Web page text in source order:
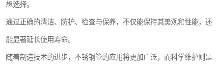
想选择。
通过正确的清洁、防护、检查与保养，不仅能保持其美观和性能，还
能显著延长使用寿命。
随着制造技术的进步，不锈钢管的应用将更加广泛，而科学维护则是